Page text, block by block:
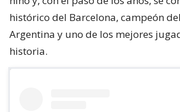
histórico del Barcelona, campeón
Argentina y uno de los mejores
historia.